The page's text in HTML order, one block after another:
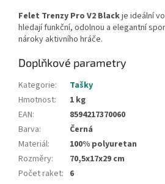
Felet Trenzy Pro V2 Blackje ideální
hledají funkční, odolnou a elegantní
nároky aktivního hráče.
Doplňkové parametry
Kategorie:
Tašky
Hmotnost:
1 kg
EAN:
8594217370060
Barva:
Černá
Materiál:
100% polyuretan
Rozměry:
70,5x17x29 cm
Počet raket: 6